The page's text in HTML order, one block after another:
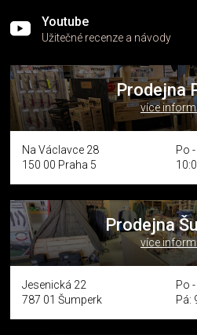
Youtube
Užitečné recenze a návody
Prodejna
více
Na Václavce 28
150 00 Praha 5
Po
Prodejna
více
Jesenická 22
787 01 Šumperk
Po
Pá: